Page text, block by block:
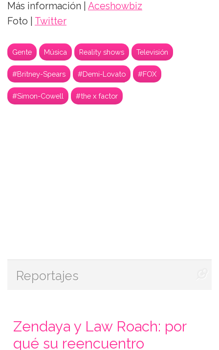
Más información | Aceshowbiz
Foto | Twitter
Gente Música Reality shows Televisión
#Britney-Spears #Demi-Lovato #FOX
#Simon-Cowell #the x factor
Reportajes
Zendaya y Law Roach: por
qué su reencuentro